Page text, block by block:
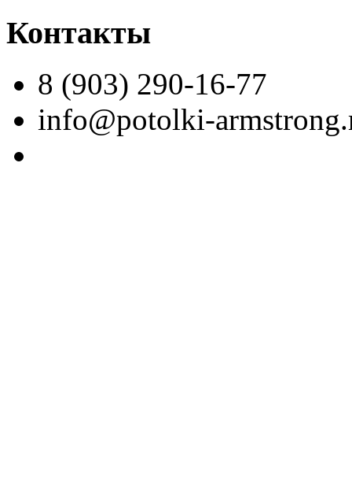
Контакты
8 (903) 290-16-77
info@potolki-